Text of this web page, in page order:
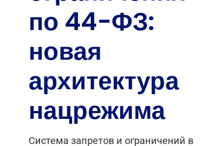
по 44-ФЗ:
новая
архитектура
нацрежима
Система запретов и ограничений в